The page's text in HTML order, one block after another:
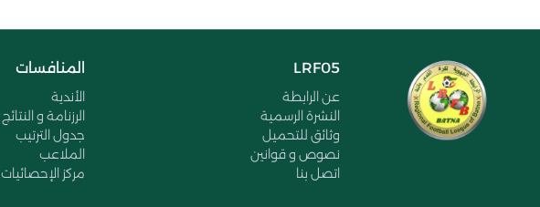
LRF05
عن الرابطة
النشرة الرسمية
وثائق للتحميل
نصوص و قوانين
اتصل بنا
المنافسات
الأندية
الرزنامة و النتائج
جدول الترتيب
الملاعب
مركز الإحصائيات